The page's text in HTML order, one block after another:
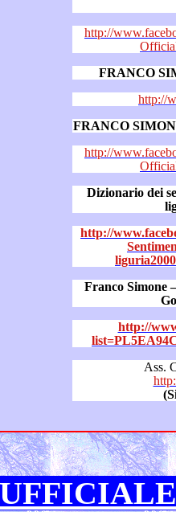
http://
FRANCO
http://
FRANCO
http://
Dizionario dei
http://
Franco Simone – Il
http://
Ass.